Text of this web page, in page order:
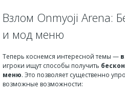
Взлом Onmyoji Arena:
и мод меню
Теперь коснемся интересной темы —
игроки ищут способы получить
меню. Это позволяет существенно
возможные возможности: